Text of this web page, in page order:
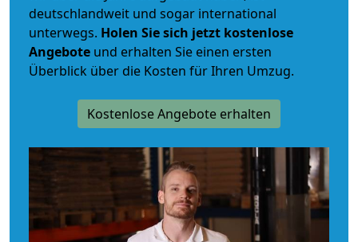
deutschlandweit und sogar international
unterwegs. Holen Sie sich jetzt kostenlose
Angebote und erhalten Sie einen ersten
Überblick über die Kosten für Ihren Umzug.
Kostenlose Angebote erhalten